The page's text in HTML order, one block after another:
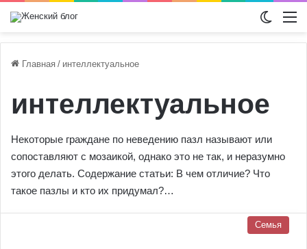
Главная / интеллектуальное
интеллектуальное
Некоторые граждане по неведению пазл называют или
сопоставляют с мозаикой, однако это не так, и неразумно
этого делать. Содержание статьи: В чем отличие? Что
такое пазлы и кто их придумал?…
Семья